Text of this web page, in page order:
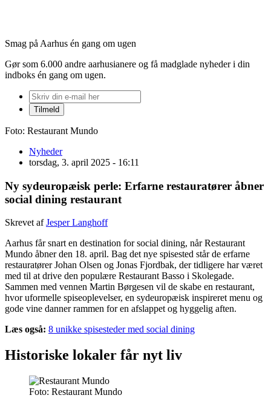
Smag på Aarhus én gang om ugen
Gør som 6.000 andre aarhusianere og få madglade nyheder i din
indboks én gang om ugen.
Foto: Restaurant Mundo
Nyheder
torsdag, 3. april 2025 - 16:11
Ny sydeuropæisk perle: Erfarne restauratører åbner
social dining restaurant
Skrevet afJesper Langhoff
Aarhus får snart en destination for social dining, når Restaurant
Mundo åbner den 18. april. Bag det nye spisested står de erfarne
restauratører Johan Olsen og Jonas Fjordbak, der tidligere har været
med til at drive den populære Restaurant Basso i Skolegade.
Sammen med vennen Martin Børgesen vil de skabe en restaurant,
hvor uformelle spiseoplevelser, en sydeuropæisk inspireret menu og
gode vine danner rammen for en afslappet og hyggelig aften.
Læs også: 8 unikke spisesteder med social dining
Historiske lokaler får nyt liv
Foto: Restaurant Mundo